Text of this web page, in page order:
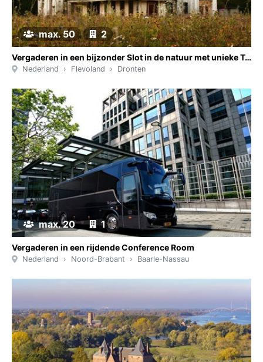
max. 50 2
Vergaderen in een bijzonder Slot in de natuur met unieke Torenzaal
Nederland Flevoland Dronten
max. 20 1
Vergaderen in een rijdende Conference Room
Nederland Noord-Brabant Baarle-Nassau